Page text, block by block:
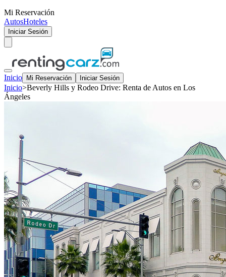
Mi Reservación
AutosHoteles
Iniciar Sesión
Inicio Mi Reservación Iniciar Sesión
Inicio>Beverly Hills y Rodeo Drive: Renta de Autos en Los
Ángeles